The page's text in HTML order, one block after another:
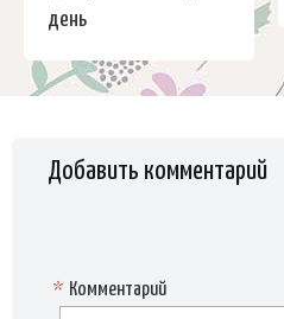
день
Добавить комментарий
Комментарий
*